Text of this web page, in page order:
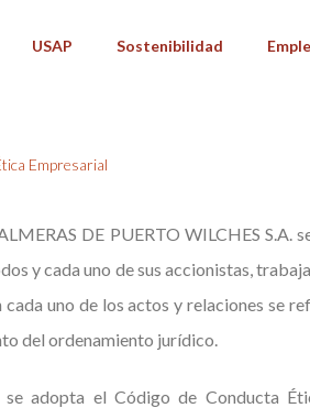
USAP Sostenibilidad
Empresarial
DE PUERTO WILCHES
y cada uno de sus accionistas,
cada uno de los actos y relaciones se
del ordenamiento jurídico.
adopta el Código de Conducta